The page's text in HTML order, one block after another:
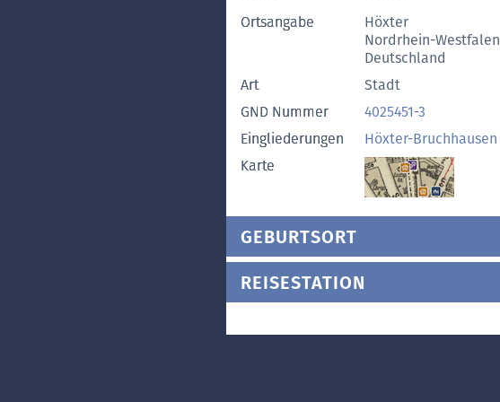
Ortsangabe
Höxter
Nordrhein-Westfalen
Deutschland
Art
Stadt
GND Nummer
4025451-3
Eingliederungen
Höxter-Bruchhausen
Karte
GEBURTSORT
REISESTATION